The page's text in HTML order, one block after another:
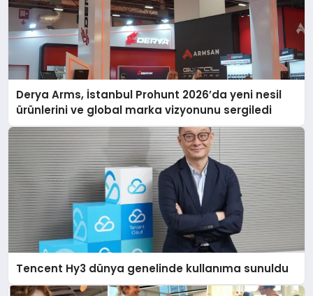
Derya Arms, İstanbul Prohunt 2026’da yeni nesil
ürünlerini ve global marka vizyonunu sergiledi
Tencent Hy3 dünya genelinde kullanıma sunuldu